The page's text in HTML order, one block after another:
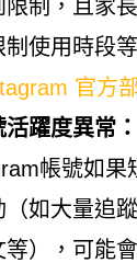
限制，且家
制使用時段
官方
躍度異常：
帳號如果
（如大量追
等），可能